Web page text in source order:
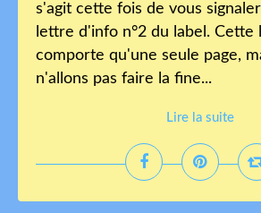
s'agit cette fois de vous
lettre d'info n°2 du label. Cette
comporte qu'une seule page,
n'allons pas faire la fine...
Lire la suite